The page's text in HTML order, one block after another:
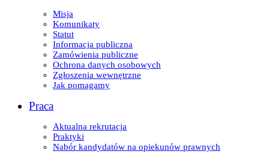
Misja
Komunikaty
Statut
Informacja publiczna
Zamówienia publiczne
Ochrona danych osobowych
Zgłoszenia wewnętrzne
Jak pomagamy
Praca
Aktualna rekrutacja
Praktyki
Nabór kandydatów na opiekunów prawnych